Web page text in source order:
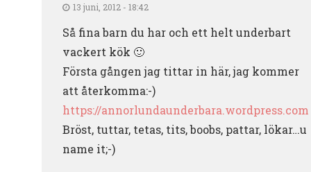
13 juni, 2012 - 18:42
Så fina barn du har och ett helt underbart
vackert kök 🙂
Första gången jag tittar in här, jag kommer
att återkomma:-)
https://annorlundaunderbara.wordpress.com
Bröst, tuttar, tetas, tits, boobs, pattar, lökar…u
name it;-)